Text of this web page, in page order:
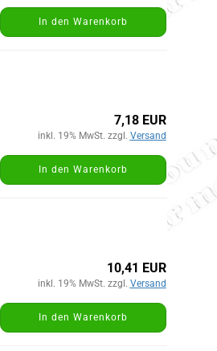
In den Warenkorb
7,18 EUR
inkl. 19% MwSt. zzgl. Versand
In den Warenkorb
10,41 EUR
inkl. 19% MwSt. zzgl. Versand
In den Warenkorb